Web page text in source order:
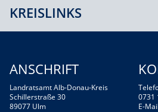
KREISLINKS
ANSCHRIFT
Landratsamt Alb-Donau-Kreis
Schillerstraße 30
89077 Ulm
0731
E-